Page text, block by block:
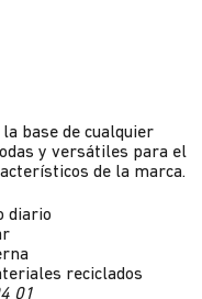
base de cualquier
y versátiles para el
de la marca.
diario
reciclados
01